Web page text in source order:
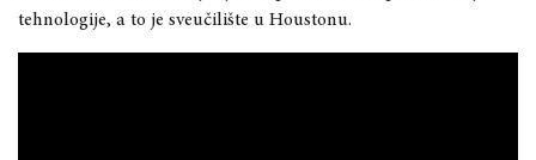
tehnologije, a to je sveučilište u Houstonu.